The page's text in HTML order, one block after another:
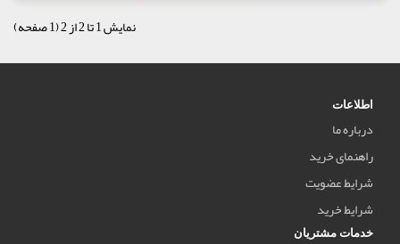
نمایش 1 تا 2 از 2 (1 صفحه)
اطلاعات
درباره ما
راهنمای خرید
شرایط عضویت
شرایط خرید
خدمات مشتریان